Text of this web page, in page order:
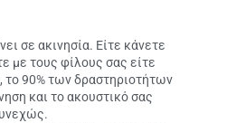
σε ακινησία. Είτε κάνετε
με τους φίλους σας είτε
το 90% των δραστηριοτήτων
και το ακουστικό σας